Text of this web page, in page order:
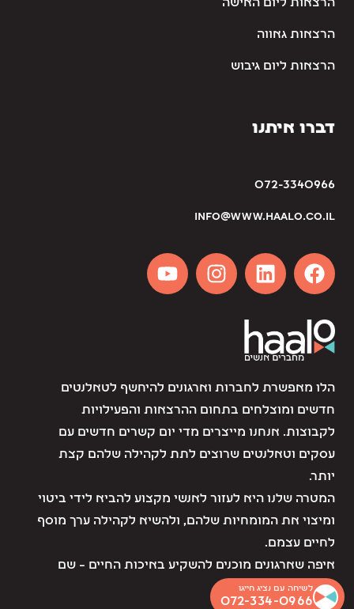
לשיחה עם נציג חייגו
072-334-0966
הרצאות ליום האישה
הרצאות גאווה
הרצאות ליום גיבוש
דברו איתנו
072-3340966
info@www.haalo.co.il
הלו מאפשרת לחברות וארגונים להיחשף לטאלנטים
חדשים ומוצלחים בתחום ההרצאות והפעילויות
לקבוצות. אנחנו מייצרים מדי יום קשרים חדשים עם
עסקים וטאלנטים שרוצים לתת לקהילה שלהם קצת
יותר.
המטרה שלנו היא לעזור לאנשי מקצוע להביא לידי ביטוי
ומיצוי את המומחיות שלהם, ולהשיא לקהילה ערך מוסף
לחיים עצמם.
איפה שארגונים מוכנים להשקיע באיכות החיים – שם
אנחנו נמצאים.